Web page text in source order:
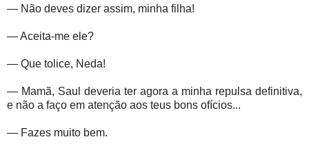
— Não deves dizer assim, minha filha!
— Aceita-me ele?
— Que tolice, Neda!
— Mamã, Saul deveria ter agora a minha repulsa definitiva,
e não a faço em atenção aos teus bons ofícios...
— Fazes muito bem.